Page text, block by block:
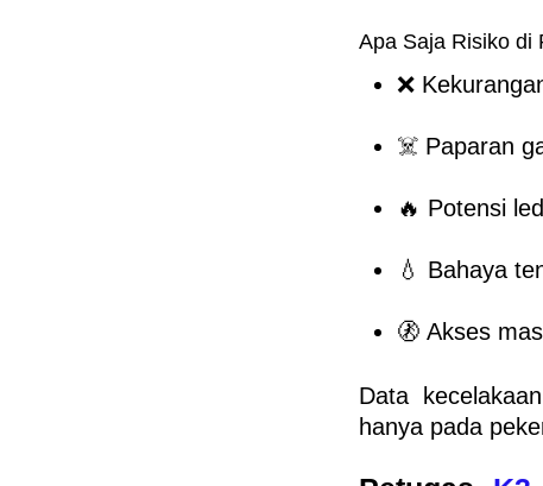
Apa Saja Risiko di
❌
☠️ Paparan
🔥 Potensi
💧 Bahaya
🚷 Akses
Data
hanya pada